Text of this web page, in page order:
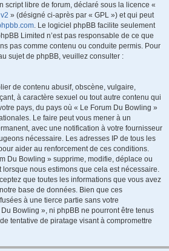
script libre de forum, déclaré sous la licence «
» (désigné ci-après par « GPL ») et qui peut
. Le logiciel phpBB facilite seulement
Limited n’est pas responsable de ce que
pas comme contenu ou conduite permis. Pour
sujet de phpBB, veuillez consulter :
de contenu abusif, obscène, vulgaire,
à caractère sexuel ou tout autre contenu qui
pays, du pays où « Le Forum Du Bowling »
Le faire peut vous mener à un
avec une notification à votre fournisseur
nécessaire. Les adresses IP de tous les
aider au renforcement de ces conditions.
Du Bowling » supprime, modifie, déplace ou
lorsque nous estimons que cela est nécessaire.
que toutes les informations que vous avez
base de données. Bien que ces
à une tierce partie sans votre
Bowling », ni phpBB ne pourront être tenus
tentative de piratage visant à compromettre